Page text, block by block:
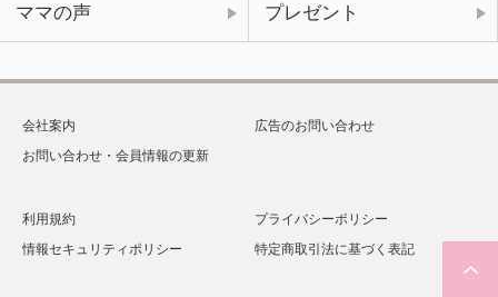
ママの声 プレゼント
会社案内
広告のお問い合わせ
お問い合わせ・会員情報の更新
利用規約
プライバシーポリシー
情報セキュリティポリシー
特定商取引法に基づく表記